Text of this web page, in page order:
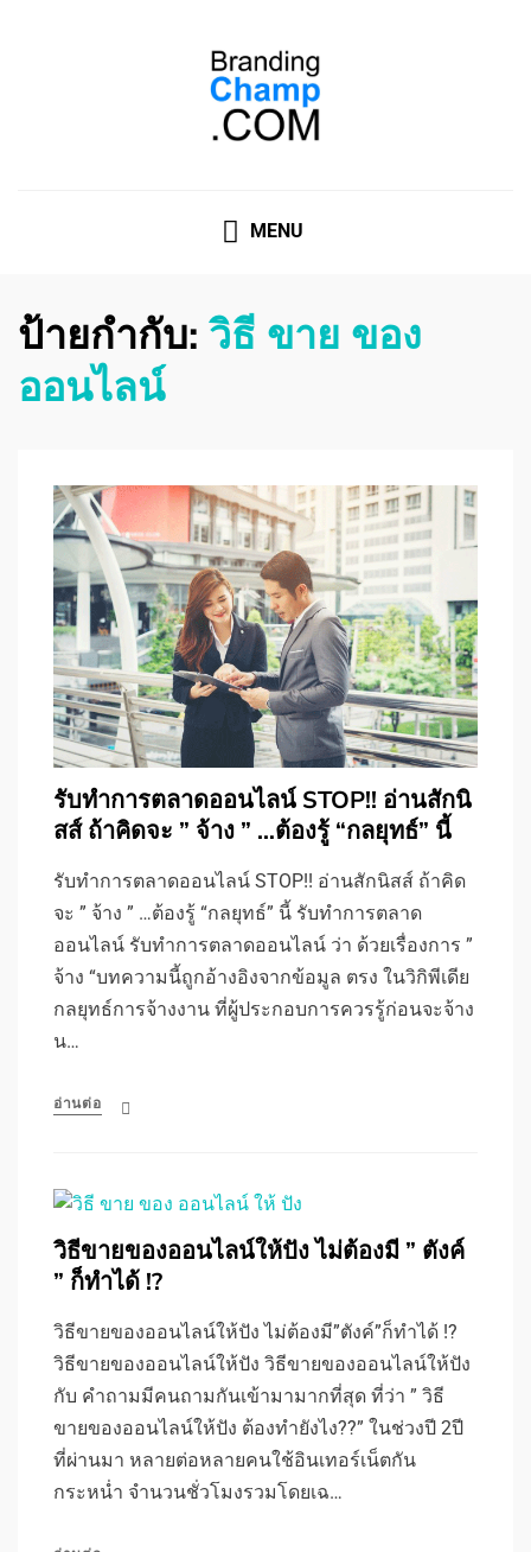
MENU
ป้ายกำกับ: วิธี ขาย ของ
ออนไลน์
รับทําการตลาดออนไลน์ STOP!! อ่านสักนิ
สส์ ถ้าคิดจะ ” จ้าง ” …ต้องรู้ “กลยุทธ์” นี้
รับทําการตลาดออนไลน์ STOP!! อ่านสักนิสส์ ถ้าคิด
จะ ” จ้าง ” …ต้องรู้ “กลยุทธ์” นี้ รับทําการตลาด
ออนไลน์ รับทําการตลาดออนไลน์ ว่า ด้วยเรื่องการ ”
จ้าง “บทความนี้ถูกอ้างอิงจากข้อมูล ตรง ในวิกิพีเดีย
กลยุทธ์การจ้างงาน ที่ผู้ประกอบการควรรู้ก่อนจะจ้าง
น…
อ่านต่อ
วิธีขายของออนไลน์ให้ปัง ไม่ต้องมี ” ตังค์
” ก็ทำได้ !?
วิธีขายของออนไลน์ให้ปัง ไม่ต้องมี”ตังค์”ก็ทำได้ !?
วิธีขายของออนไลน์ให้ปัง วิธีขายของออนไลน์ให้ปัง
กับ คำถามมีคนถามกันเข้ามามากที่สุด ที่ว่า ” วิธี
ขายของออนไลน์ให้ปัง ต้องทำยังไง??” ในช่วงปี 2ปี
ที่ผ่านมา หลายต่อหลายคนใช้อินเทอร์เน็ตกัน
กระหน่ำ จำนวนชั่วโมงรวมโดยเฉ…